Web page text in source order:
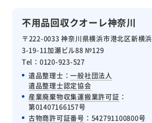
不用品回収クオーレ神奈川
〒222-0033 神奈川県横浜市港北区新横浜
3-19-11加瀬ビル88 №129
Tel：0120-923-527
遺品整理士：一般社団法人
遺品整理士認定協会
産業廃棄物収集運搬業許可証 ：
第01407166157号
古物商許可証番号 ：542791100800号